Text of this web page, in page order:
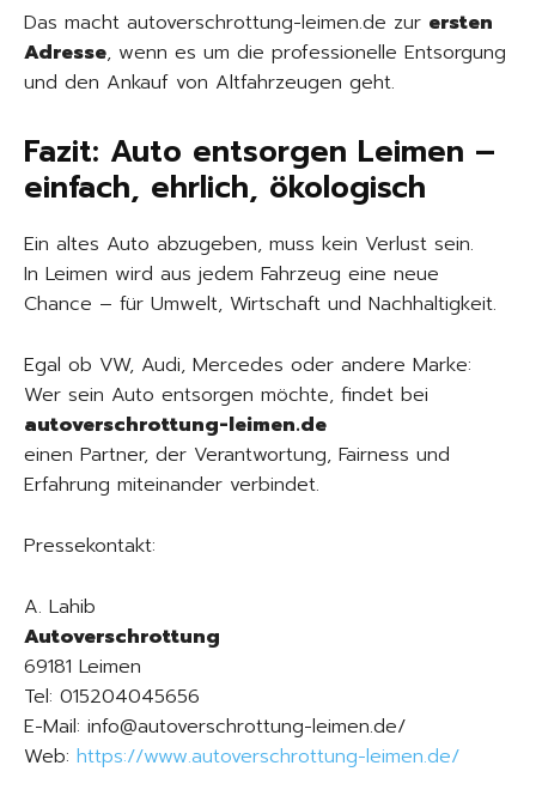
Das macht autoverschrottung-leimen.de zur ersten
Adresse, wenn es um die professionelle Entsorgung
und den Ankauf von Altfahrzeugen geht.
Fazit: Auto entsorgen Leimen –
einfach, ehrlich, ökologisch
Ein altes Auto abzugeben, muss kein Verlust sein.
In Leimen wird aus jedem Fahrzeug eine neue
Chance – für Umwelt, Wirtschaft und Nachhaltigkeit.
Egal ob VW, Audi, Mercedes oder andere Marke:
Wer sein Auto entsorgen möchte, findet bei
autoverschrottung-leimen.de
einen Partner, der Verantwortung, Fairness und
Erfahrung miteinander verbindet.
Pressekontakt:
A. Lahib
Autoverschrottung
69181 Leimen
Tel: 015204045656
E-Mail: info@autoverschrottung-leimen.de/
Web: https://www.autoverschrottung-leimen.de/